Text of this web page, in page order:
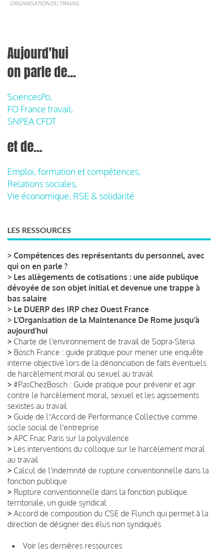
ORGANISATION DU TRAVAIL
Aujourd'hui
on parle de...
SciencesPo,
FO France travail,
SNPEA CFDT
et de...
Emploi, formation et compétences,
Relations sociales,
Vie économique, RSE & solidarité
LES RESSOURCES
> Compétences des représentants du personnel, avec
qui on en parle ?
> Les allègements de cotisations : une aide publique
dévoyée de son objet initial et devenue une trappe à
bas salaire
> Le DUERP des IRP chez Ouest France
> L’Organisation de la Maintenance De Rome jusqu’à
aujourd’hui
> Charte de l'environnement de travail de Sopra-Steria
> Bosch France : guide pratique pour mener une enquête
interne objective lors de la dénonciation de faits éventuels
de harcèlement moral ou sexuel au travail
> #PasChezBosch : Guide pratique pour prévenir et agir
contre le harcèlement moral, sexuel et les agissements
sexistes au travail
> Guide de lʼAccord de Performance Collective comme
socle social de l'entreprise
> APC Fnac Paris sur la polyvalence
> Les interventions du colloque sur le harcèlement moral
au travail
> Calcul de l'indemnité de rupture conventionnelle dans la
fonction publique
> Rupture conventionnelle dans la fonction publique
territoriale, un guide syndical
> Accord de composition du CSE de Flunch qui permet à la
direction de désigner des élus non syndiqués
Voir les dernières ressources